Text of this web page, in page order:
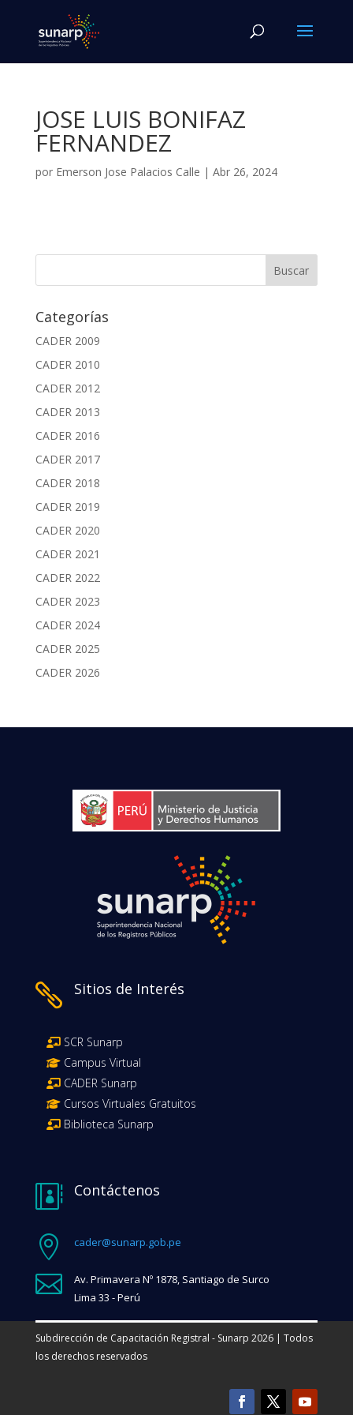
JOSE LUIS BONIFAZ
FERNANDEZ
por Emerson Jose Palacios Calle | Abr 26, 2024
Categorías
CADER 2009
CADER 2010
CADER 2012
CADER 2013
CADER 2016
CADER 2017
CADER 2018
CADER 2019
CADER 2020
CADER 2021
CADER 2022
CADER 2023
CADER 2024
CADER 2025
CADER 2026
 Sitios de Interés
SCR Sunarp
Campus Virtual
CADER Sunarp
Cursos Virtuales Gratuitos
Biblioteca Sunarp
 Contáctenos
 cader@sunarp.gob.pe

Av. Primavera Nº 1878, Santiago de Surco
Lima 33 - Perú
Subdirección de Capacitación Registral - Sunarp 2026 | Todos
los derechos reservados